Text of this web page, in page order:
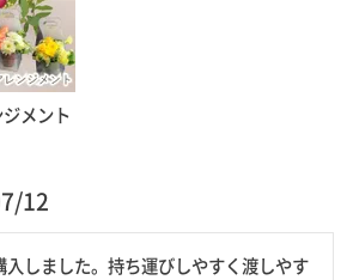
メント
12
しました。持ち運びしやすく渡しやす